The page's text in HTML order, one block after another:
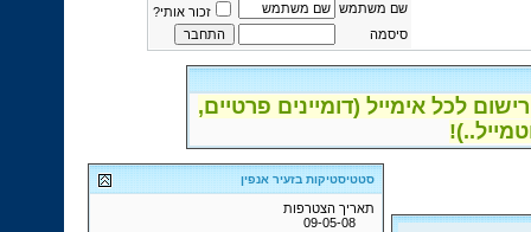
שם משתמש
זכור אותי?
סיסמה
לכל אימייל (דומיינים פרטיים,
סטטיסטיקות בזעיר אנפין
תאריך הצטרפות
09-05-08